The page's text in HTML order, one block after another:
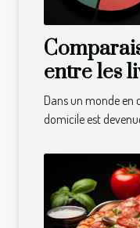
entre les
dans
Dans un monde en
domicile est